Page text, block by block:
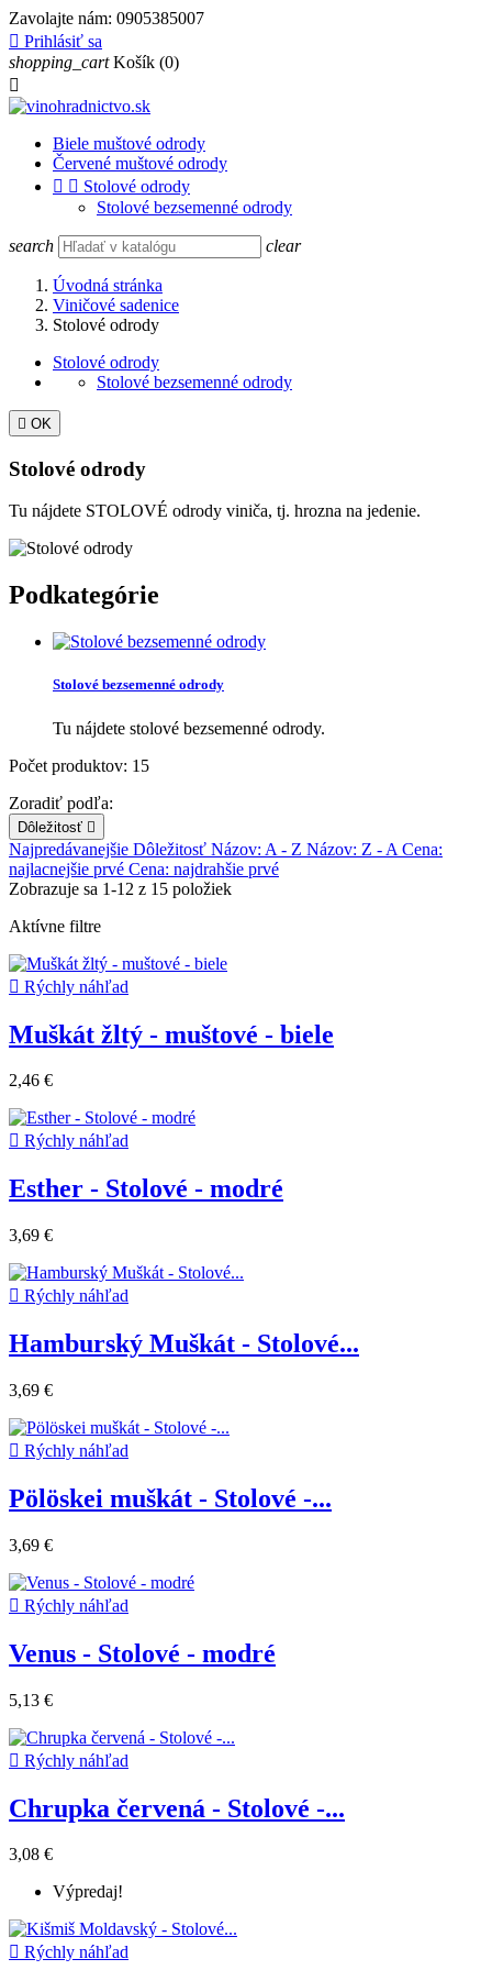
Zavolajte nám: 0905385007
 Prihlásiť sa
shopping_cart Košík (0)

Biele muštové odrody
Červené muštové odrody
  Stolové odrody
Stolové bezsemenné odrody
search clear
Úvodná stránka
Viničové sadenice
Stolové odrody
Stolové odrody
Stolové bezsemenné odrody
 OK
Stolové odrody
Tu nájdete STOLOVÉ odrody viniča, tj. hrozna na jedenie.
Podkategórie
Stolové bezsemenné odrody
Tu nájdete stolové bezsemenné odrody.
Počet produktov: 15
Zoradiť podľa:
Dôležitosť 
Najpredávanejšie Dôležitosť Názov: A - Z Názov: Z - A Cena:
najlacnejšie prvé Cena: najdrahšie prvé
Zobrazuje sa 1-12 z 15 položiek
Aktívne filtre
 Rýchly náhľad
Muškát žltý - muštové - biele
2,46 €
 Rýchly náhľad
Esther - Stolové - modré
3,69 €
 Rýchly náhľad
Hamburský Muškát - Stolové...
3,69 €
 Rýchly náhľad
Pölöskei muškát - Stolové -...
3,69 €
 Rýchly náhľad
Venus - Stolové - modré
5,13 €
 Rýchly náhľad
Chrupka červená - Stolové -...
3,08 €
Výpredaj!
 Rýchly náhľad